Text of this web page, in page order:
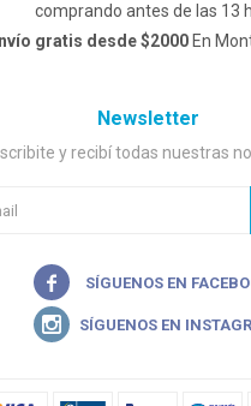
comprando antes de las 13
gratis desde $2000En
Newsletter
y recibí todas nuestras

